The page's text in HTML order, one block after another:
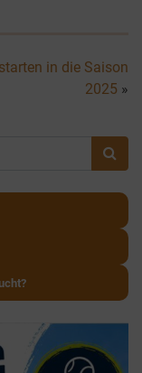
in die Saison
2025 »